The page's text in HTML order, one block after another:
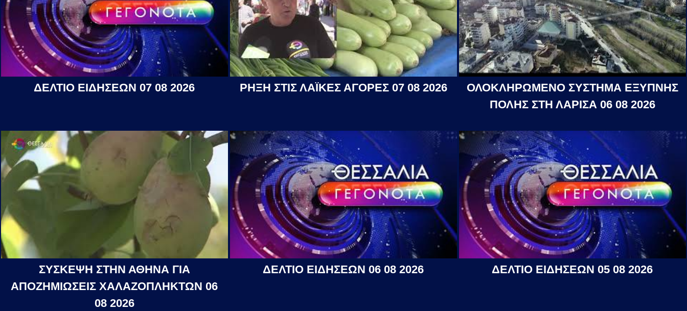
ΔΕΛΤΙΟ ΕΙΔΗΣΕΩΝ 07 08 2026 ΡΗΞΗ ΣΤΙΣ ΛΑΪΚΕΣ ΑΓΟΡΕΣ 07 08 2026
ΟΛΟΚΛΗΡΩΜΕΝΟ ΣΥΣΤΗΜΑ ΕΞΥΠΝΗΣ
ΠΟΛΗΣ ΣΤΗ ΛΑΡΙΣΑ 06 08 2026
ΣΥΣΚΕΨΗ ΣΤΗΝ ΑΘΗΝΑ ΓΙΑ
ΑΠΟΖΗΜΙΩΣΕΙΣ ΧΑΛΑΖΟΠΛΗΚΤΩΝ 06
08 2026
ΔΕΛΤΙΟ ΕΙΔΗΣΕΩΝ 06 08 2026 ΔΕΛΤΙΟ ΕΙΔΗΣΕΩΝ 05 08 2026